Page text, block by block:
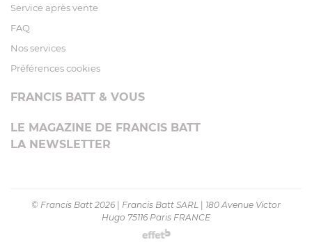
Service après vente
FAQ
Nos services
Préférences cookies
FRANCIS BATT & VOUS
LE MAGAZINE DE FRANCIS BATT
LA NEWSLETTER
© Francis Batt 2026 Francis Batt SARL
180 Avenue Victor
Hugo 75116 Paris FRANCE